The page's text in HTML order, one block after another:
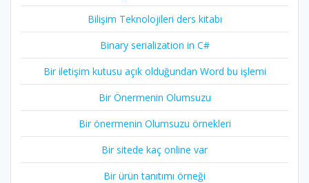
Bilişim Teknolojileri ders kitabı
Binary serialization in C#
Bir iletişim kutusu açık olduğundan Word bu işlemi
Bir Önermenin Olumsuzu
Bir önermenin Olumsuzu örnekleri
Bir sitede kaç online var
Bir ürün tanıtımı örneği